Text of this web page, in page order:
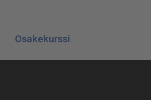
Osakekurssi